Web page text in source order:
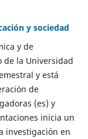
y sociedad
y de
de la Universidad
y está
de
(es) y
inicia un
investigación en